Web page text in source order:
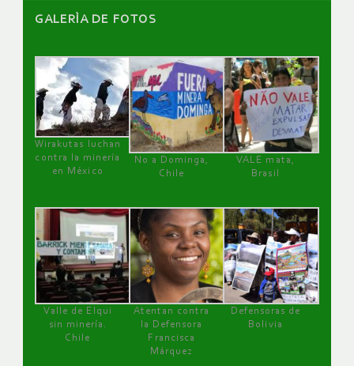
GALERÌA DE FOTOS
Wirakutas luchan
contra la minería
en México
No a Dominga,
Chile
VALE mata,
Brasil
Valle de Elqui
sin minería.
Chile
Atentan contra
la Defensora
Francisca
Márquez
Defensoras de
Bolivia